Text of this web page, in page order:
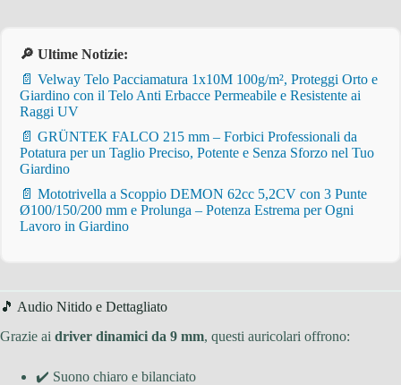
🔎 Ultime Notizie:
📄 Velway Telo Pacciamatura 1x10M 100g/m², Proteggi Orto e
Giardino con il Telo Anti Erbacce Permeabile e Resistente ai
Raggi UV
📄 GRÜNTEK FALCO 215 mm – Forbici Professionali da
Potatura per un Taglio Preciso, Potente e Senza Sforzo nel Tuo
Giardino
📄 Mototrivella a Scoppio DEMON 62cc 5,2CV con 3 Punte
Ø100/150/200 mm e Prolunga – Potenza Estrema per Ogni
Lavoro in Giardino
🎵 Audio Nitido e Dettagliato
Grazie ai driver dinamici da 9 mm, questi auricolari offrono:
✔️ Suono chiaro e bilanciato